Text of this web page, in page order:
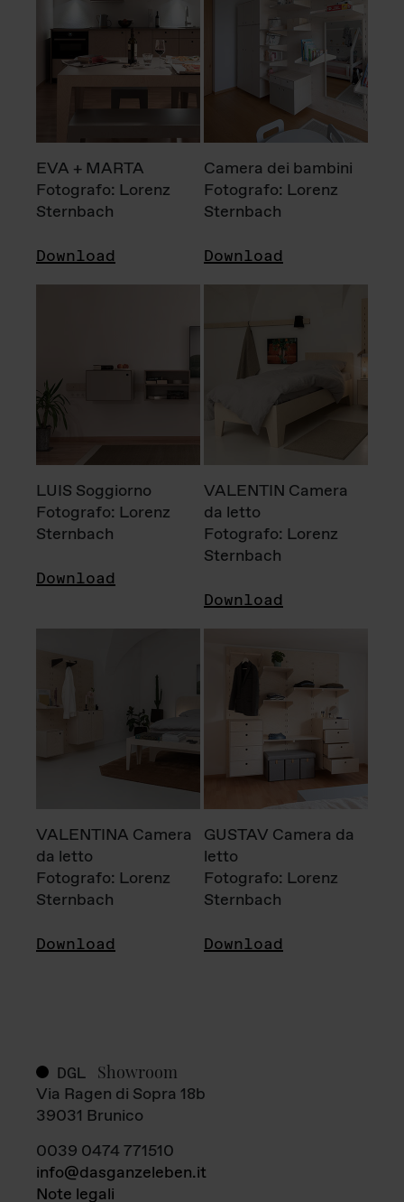
EVA + MARTA
Fotografo: Lorenz
Sternbach
Download
Camera dei bambini
Fotografo: Lorenz
Sternbach
Download
LUIS Soggiorno
Fotografo: Lorenz
Sternbach
Download
VALENTIN Camera
da letto
Fotografo: Lorenz
Sternbach
Download
VALENTINA Camera
da letto
Fotografo: Lorenz
Sternbach
Download
GUSTAV Camera da
letto
Fotografo: Lorenz
Sternbach
Download
DGL Showroom
Via Ragen di Sopra 18b
39031 Brunico
0039 0474 771510
info@dasganzeleben.it
Note legali